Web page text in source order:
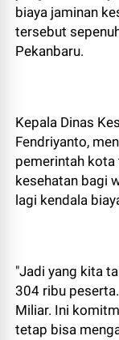
biaya jaminan
tersebut
Pekanbaru.
Kepala Dinas
Fendriyanto,
pemerintah
kesehatan bagi
lagi kendala
"Jadi yang kita
304 ribu
Miliar. Ini
tetap bisa